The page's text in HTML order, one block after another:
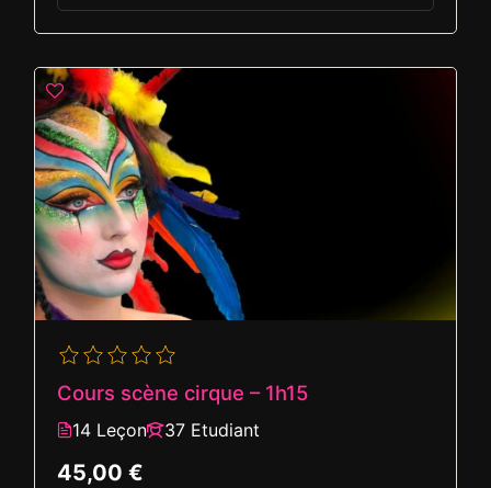
Cours scène cirque – 1h15
14 Leçon 37 Etudiant
45,00 €